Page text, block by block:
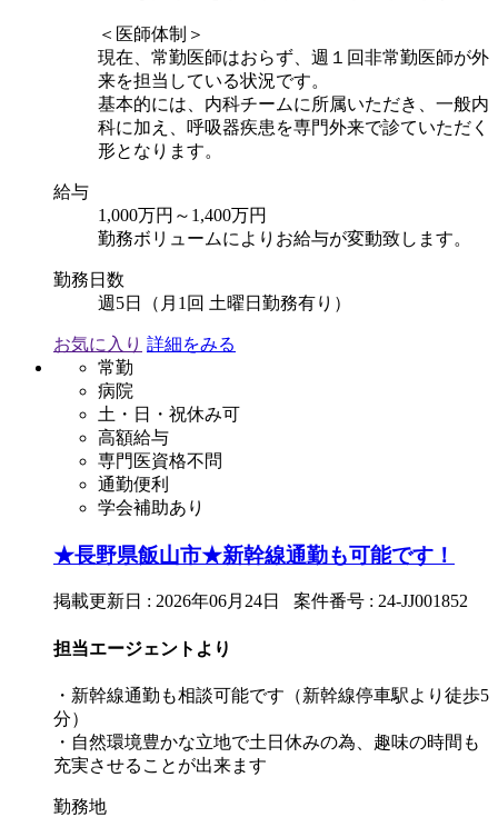
＜医師体制＞
現在、常勤医師はおらず、週１回非常勤医師が外
来を担当している状況です。
基本的には、内科チームに所属いただき、一般内
科に加え、呼吸器疾患を専門外来で診ていただく
形となります。
給与
1,000万円～1,400万円
勤務ボリュームによりお給与が変動致します。
勤務日数
週5日（月1回 土曜日勤務有り）
お気に入り 詳細をみる
常勤
病院
土・日・祝休み可
高額給与
専門医資格不問
通勤便利
学会補助あり
★長野県飯山市★新幹線通勤も可能です！
掲載更新日 : 2026年06月24日 案件番号 : 24-JJ001852
担当エージェントより
・新幹線通勤も相談可能です（新幹線停車駅より徒歩5
分）
・自然環境豊かな立地で土日休みの為、趣味の時間も
充実させることが出来ます
勤務地